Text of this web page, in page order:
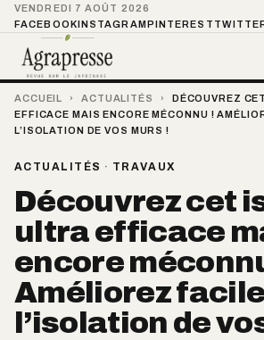
VENDREDI 7 AOÛT 2026
FACEBOOKINSTAGRAMPINTEREST
ACCUEIL › ACTUALITÉS ›
DÉCOUVREZ
EFFICACE MAIS ENCORE MÉCONNU !
L’ISOLATION DE VOS MURS !
ACTUALITÉS · TRAVAUX
Découvrez cet
ultra efficace
encore
Améliorez
l’isolation de